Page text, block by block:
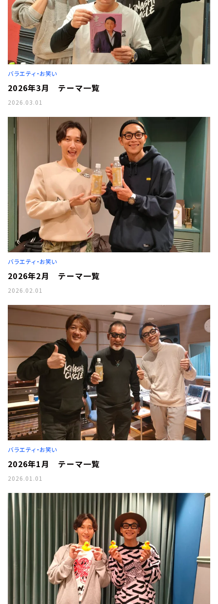
バラエティ・お笑い
2026年3月 テーマ一覧
2026.03.01
バラエティ・お笑い
2026年2月 テーマ一覧
2026.02.01
バラエティ・お笑い
2026年1月 テーマ一覧
2026.01.01